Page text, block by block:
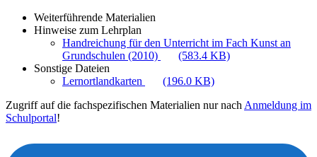
Weiterführende Materialien
Hinweise zum Lehrplan
Handreichung für den Unterricht im Fach Kunst an
Grundschulen (2010)
(583.4 KB)
Sonstige Dateien
Lernortlandkarten
(196.0 KB)
Zugriff auf die fachspezifischen Materialien nur nach Anmeldung im
Schulportal!